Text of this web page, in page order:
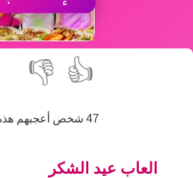
👍
👎
47 شخص أعجبهم هذه اللعبة، انضم إليهم!
العاب عيد الشكر